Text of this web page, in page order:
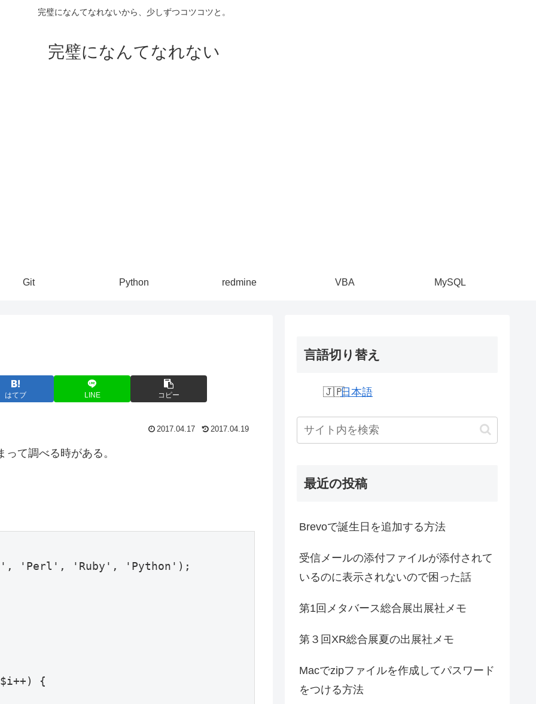
完璧になんてなれないから、少しずつコツコツと。
完璧になんてなれない
Git Python redmine VBA MySQL
はてブ LINE コピー
2017.04.17 2017.04.19
て調べる時がある。
'Perl', 'Ruby', 'Python');
{
言語切り替え
日本語
最近の投稿
Brevoで誕生日を追加する方法
受信メールの添付ファイルが添付されて
いるのに表示されないので困った話
第1回メタバース総合展出展社メモ
第３回XR総合展夏の出展社メモ
Macでzipファイルを作成してパスワード
をつける方法